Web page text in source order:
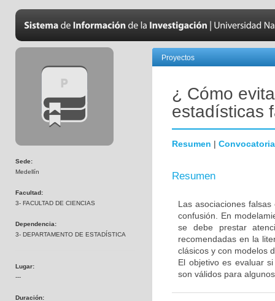
Sede:
Medellín
Facultad:
3- FACULTAD DE CIENCIAS
Dependencia:
3- DEPARTAMENTO DE ESTADÍSTICA
Lugar:
---
Duración:
Proyectos
¿ Cómo
estadísticas
Resumen | Convocatoria
Resumen
Las asociaciones
confusión. En
se debe prestar
recomendadas en la
clásicos y con modelos
El objetivo es evaluar
son válidos para